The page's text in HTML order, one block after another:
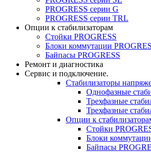
PROGRESS серии G
PROGRESS серии TRL
Опции к стабилизаторам
Стойки PROGRESS
Блоки коммутации
Байпасы PROGRESS
Ремонт и диагностика
Сервис и подключение.
Стабилизаторы
Однофазные
Трехфазные
Трехфазные
Опции к
Стойки
Блоки
Байпасы